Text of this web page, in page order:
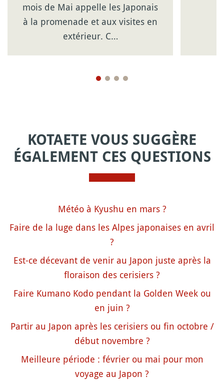
mois de Mai appelle les Japonais
à la promenade et aux visites en
extérieur. C…
KOTAETE VOUS SUGGÈRE
ÉGALEMENT CES QUESTIONS
Météo à Kyushu en mars ?
Faire de la luge dans les Alpes japonaises en avril
?
Est-ce décevant de venir au Japon juste après la
floraison des cerisiers ?
Faire Kumano Kodo pendant la Golden Week ou
en juin ?
Partir au Japon après les cerisiers ou fin octobre /
début novembre ?
Meilleure période : février ou mai pour mon
voyage au Japon ?